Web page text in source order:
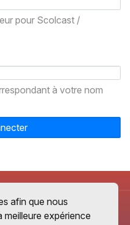
pour Scolcast /
à votre nom
afin que nous
expérience